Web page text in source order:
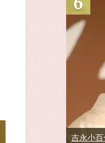
吉永小百